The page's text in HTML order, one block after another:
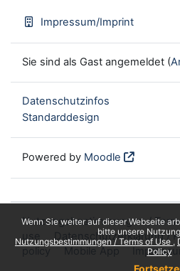
Wenn Sie weiter auf dieser Webseite
bitte unsere
Nutzungsbestimmungen / Terms of Use
Policy
Impressum/Imprint
Sie sind als Gast angemeldet (
Datenschutzinfos
Standarddesign
Powered by Moodle
Nutzungsbestimmungen /
use
Datenschutzerklärung /
policy
Mobile App